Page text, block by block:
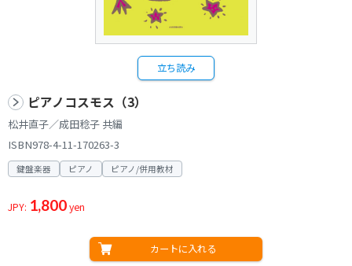
立ち読み
ピアノコスモス（3）
松井直子／成田稔子 共編
ISBN978-4-11-170263-3
鍵盤楽器 ピアノ ピアノ/併用教材
JPY: 1,800yen
カートに入れる